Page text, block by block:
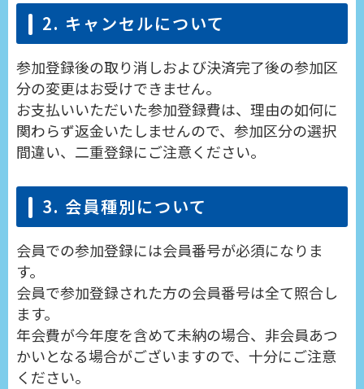
2. キャンセルについて
参加登録後の取り消しおよび決済完了後の参加区
分の変更はお受けできません。
お支払いいただいた参加登録費は、理由の如何に
関わらず返金いたしませんので、参加区分の選択
間違い、二重登録にご注意ください。
3. 会員種別について
会員での参加登録には会員番号が必須になりま
す。
会員で参加登録された方の会員番号は全て照合し
ます。
年会費が今年度を含めて未納の場合、非会員あつ
かいとなる場合がございますので、十分にご注意
ください。